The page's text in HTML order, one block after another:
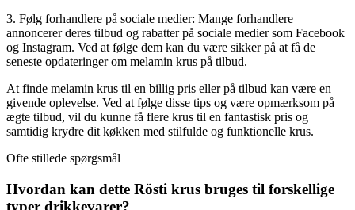
3. Følg forhandlere på sociale medier: Mange forhandlere
annoncerer deres tilbud og rabatter på sociale medier som Facebook
og Instagram. Ved at følge dem kan du være sikker på at få de
seneste opdateringer om melamin krus på tilbud.
At finde melamin krus til en billig pris eller på tilbud kan være en
givende oplevelse. Ved at følge disse tips og være opmærksom på
ægte tilbud, vil du kunne få flere krus til en fantastisk pris og
samtidig krydre dit køkken med stilfulde og funktionelle krus.
Ofte stillede spørgsmål
Hvordan kan dette Rösti krus bruges til forskellige
typer drikkevarer?